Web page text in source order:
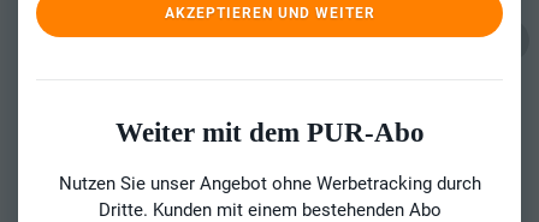
AKZEPTIEREN UND WEITER
Weiter mit dem PUR-Abo
Nutzen Sie unser Angebot ohne Werbetracking durch
Dritte. Kunden mit einem bestehenden Abo